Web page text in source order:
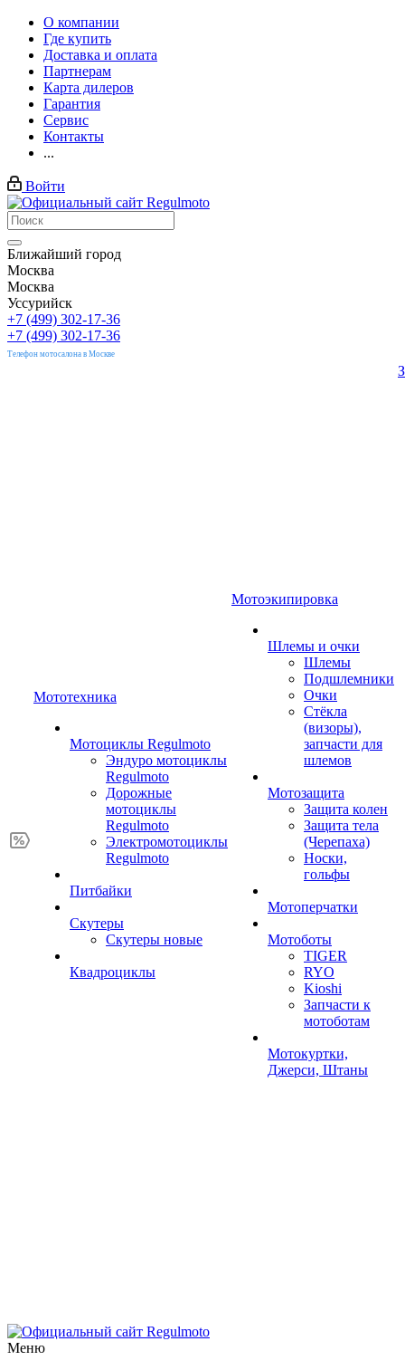
О компании
Где купить
Доставка и оплата
Партнерам
Карта дилеров
Гарантия
Сервис
Контакты
...
Войти
Ближайший город
Москва
Москва
Уссурийск
+7 (499) 302-17-36
+7 (499) 302-17-36
Телефон мотосалона в Москве
Мототехника
Мотоциклы Regulmoto
Эндуро мотоциклы
Regulmoto
Дорожные
мотоциклы
Regulmoto
Электромотоциклы
Regulmoto
Питбайки
Скутеры
Скутеры новые
Квадроциклы
Мотоэкипировка
Шлемы и очки
Шлемы
Подшлемники
Очки
Стёкла
(визоры),
запчасти для
шлемов
Мотозащита
Защита колен
Защита тела
(Черепаха)
Носки,
гольфы
Мотоперчатки
Мотоботы
TIGER
RYO
Kioshi
Запчасти к
мотоботам
Мотокуртки,
Джерси, Штаны
Меню